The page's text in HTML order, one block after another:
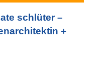
schlüter –
+